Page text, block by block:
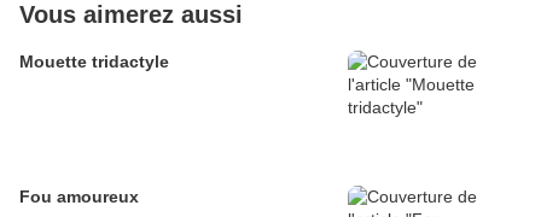
Vous aimerez aussi
Mouette tridactyle
Fou amoureux